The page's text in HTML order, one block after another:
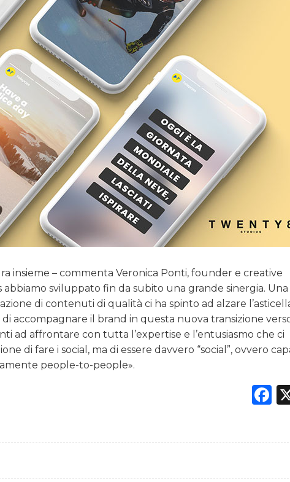
insieme – commenta Veronica Ponti, founder e creative
sviluppato fin da subito una grande sinergia. Una
di contenuti di qualità ci ha spinto ad alzare
accompagnare il brand in questa nuova transizione
ad affrontare con tutta l’expertise e l’entusiasmo che ci
di fare i social, ma di essere davvero “social”, ovvero
people-to-people».